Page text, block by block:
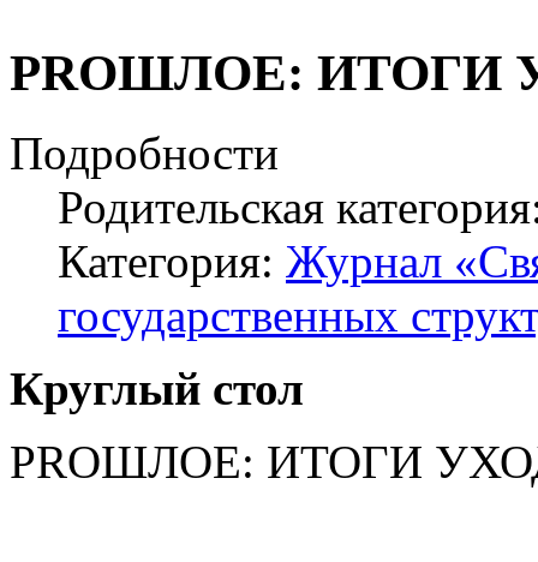
PRОШЛОЕ: ИТОГИ
Подробности
Родительская
Категория: Журнал
государственных
Круглый стол
PRОШЛОЕ: ИТОГИ